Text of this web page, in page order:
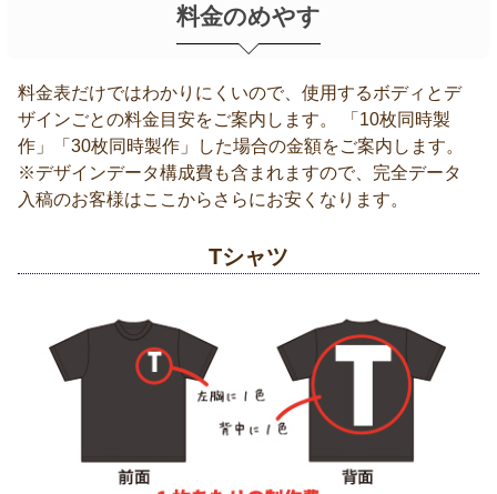
料金のめやす
料金表だけではわかりにくいので、使用するボディとデ
ザインごとの料金目安をご案内します。 「10枚同時製
作」「30枚同時製作」した場合の金額をご案内します。
※デザインデータ構成費も含まれますので、完全データ
入稿のお客様はここからさらにお安くなります。
Tシャツ